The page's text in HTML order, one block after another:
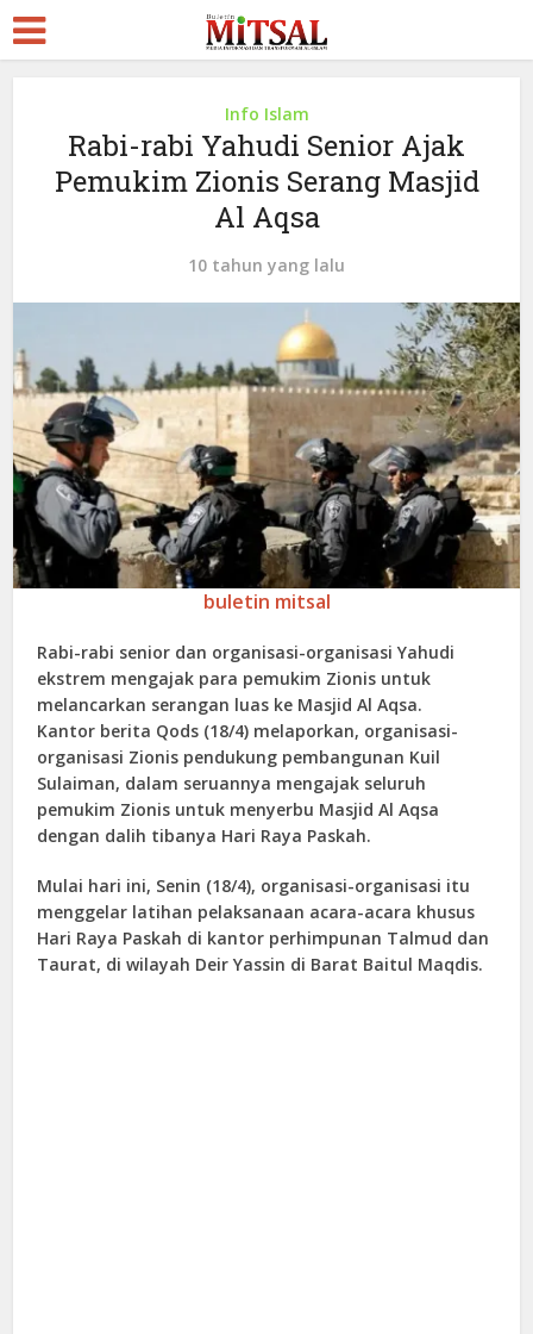
Info Islam
Rabi-rabi Yahudi Senior Ajak
Pemukim Zionis Serang Masjid
Al Aqsa
10 tahun yang lalu
buletin mitsal
Rabi-rabi senior dan organisasi-organisasi Yahudi
ekstrem mengajak para pemukim Zionis untuk
melancarkan serangan luas ke Masjid Al Aqsa.
Kantor berita Qods (18/4) melaporkan, organisasi-
organisasi Zionis pendukung pembangunan Kuil
Sulaiman, dalam seruannya mengajak seluruh
pemukim Zionis untuk menyerbu Masjid Al Aqsa
dengan dalih tibanya Hari Raya Paskah.
Mulai hari ini, Senin (18/4), organisasi-organisasi itu
menggelar latihan pelaksanaan acara-acara khusus
Hari Raya Paskah di kantor perhimpunan Talmud dan
Taurat, di wilayah Deir Yassin di Barat Baitul Maqdis.